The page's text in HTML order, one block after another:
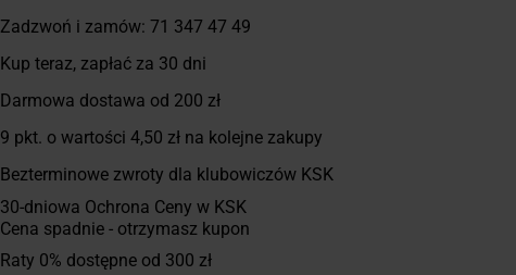
Zadzwoń i zamów: 71 347 47 49
Kup teraz, zapłać za 30 dni
Darmowa dostawa od 200 zł
9 pkt. o wartości 4,50 złna kolejne zakupy
Bezterminowe zwroty dla klubowiczów KSK
30-dniowa Ochrona Ceny w KSK
Cena spadnie - otrzymasz kupon
Raty 0% dostępne od 300 zł